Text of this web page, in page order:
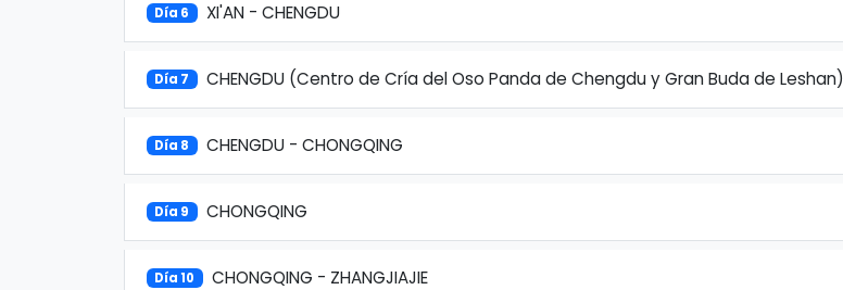
Día 6 XI'AN - CHENGDU
Día 7 CHENGDU (Centro de Cría del Oso Panda de Chengdu y Gran Buda de Leshan)
Día 8 CHENGDU - CHONGQING
Día 9 CHONGQING
Día 10 CHONGQING - ZHANGJIAJIE